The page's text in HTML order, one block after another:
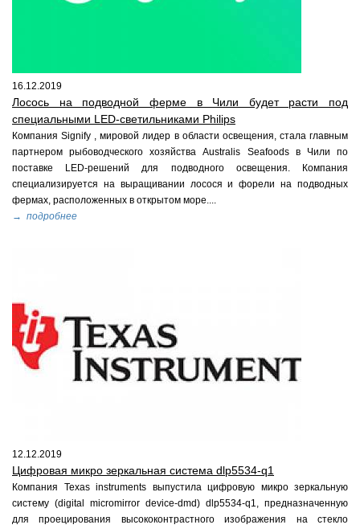
16.12.2019
Лосось на подводной ферме в Чили будет расти под
специальными LED-светильниками Philips
Компания Signify , мировой лидер в области освещения, стала главным
партнером рыбоводческого хозяйства Australis Seafoods в Чили по
поставке LED-решений для подводного освещения. Компания
специализируется на выращивании лосося и форели на подводных
фермах, расположенных в открытом море....
→ подробнее
12.12.2019
Цифровая микро зеркальная система dlp5534-q1
Компания Texas instruments выпустила цифровую микро зеркальную
систему (digital micromirror device-dmd) dlp5534-q1, предназначенную
для проецирования высококонтрастного изображения на стекло